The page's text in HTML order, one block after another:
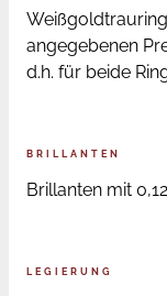
angegebenen
d.h. für beide
BRILLANTEN
Brillanten mit
LEGIERUNG